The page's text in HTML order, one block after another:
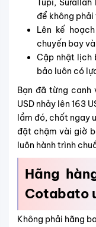
để không
Lên kế
chuyến bay
Cập nhật lịch
bảo luôn có
Bạn đã từng canh
USD nhảy lên 163
lầm đó, chốt ngay
đặt chậm vài giờ
luôn hành trình
Hãng
Cotabato
Không phải hãng